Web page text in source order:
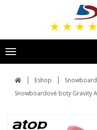
★ ★ ★ ★
Toggle
navigation
Eshop
Snowboardové boty Gravity